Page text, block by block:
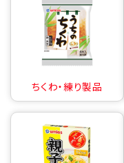
ちくわ・練り製品